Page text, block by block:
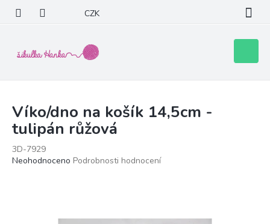
obsah
CZK
košík
Víko/dno na košík 14,5cm -
tulipán růžová
3D-7929
Průměrné
Neohodnoceno Podrobnosti hodnocení